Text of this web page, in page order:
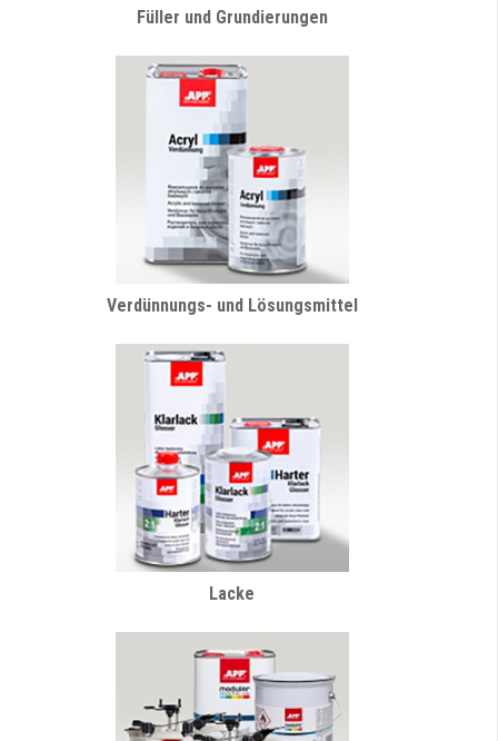
Füller und Grundierungen
Verdünnungs- und Lösungsmittel
Lacke